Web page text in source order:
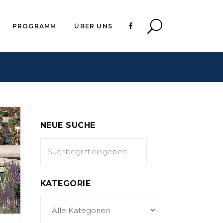
PROGRAMM ÜBER UNS
NEUE SUCHE
KATEGORIE